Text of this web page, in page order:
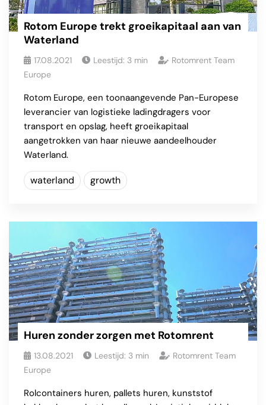
Rotom Europe trekt groeikapitaal aan van
Waterland
17.08.2021 Leestijd: 3 min
Rotomrent Team
Europe
Rotom Europe, een toonaangevende Pan-Europese
leverancier van logistieke ladingdragers voor
transport en opslag, heeft groeikapitaal
aangetrokken van haar nieuwe aandeelhouder
Waterland.
waterland growth
Huren zonder zorgen met Rotomrent
13.08.2021 Leestijd: 3 min
Rotomrent Team
Europe
Rolcontainers huren, pallets huren, kunststof